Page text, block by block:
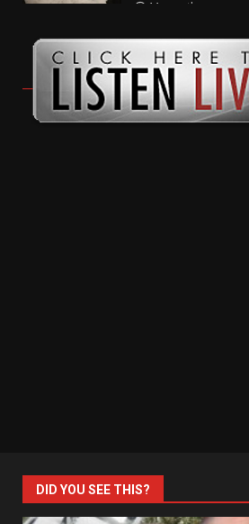
11 months ago
DID YOU SEE THIS?